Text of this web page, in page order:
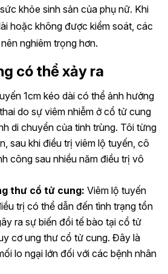
khỏe sinh sản của phụ nữ. Khi
hoặc không được kiểm soát, các
nghiêm trọng hơn.
có thể xảy ra
1cm kéo dài có thể ảnh hưởng
do sự viêm nhiễm ở cổ tử cung
di chuyển của tinh trùng. Tôi từng
sau khi điều trị viêm lộ tuyến, cô
công sau nhiều năm điều trị vô
thư cổ tử cung: Viêm lộ tuyến
trị có thể dẫn đến tình trạng tổn
ra sự biến đổi tế bào tại cổ tử
cơ ung thư cổ tử cung. Đây là
lo ngại lớn đối với các bệnh nhân